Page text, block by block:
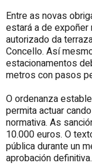
Entre as novas
estará a de expoñer
autorizado da
Concello. Así
estacionamentos
metros con pasos
O ordenanza
permita actuar
normativa. As
10.000 euros. O
pública durante un
aprobación definitiva.